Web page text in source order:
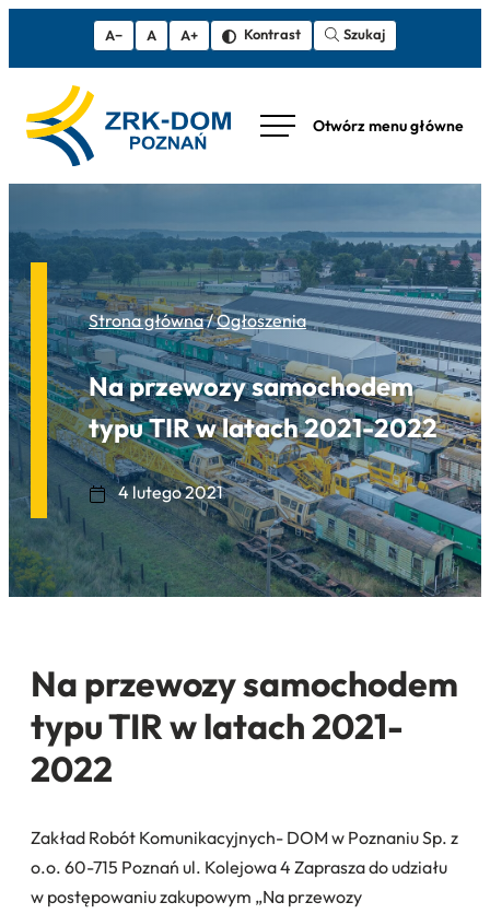
A− A A+ Kontrast Szukaj
Strona główna/Ogłoszenia
Na przewozy samochodem
typu TIR w latach 2021-2022
4 lutego 2021
Na przewozy samochodem
typu TIR w latach 2021-
2022
Zakład Robót Komunikacyjnych- DOM w Poznaniu Sp. z
o.o. 60-715 Poznań ul. Kolejowa 4 Zaprasza do udziału
w postępowaniu zakupowym „Na przewozy